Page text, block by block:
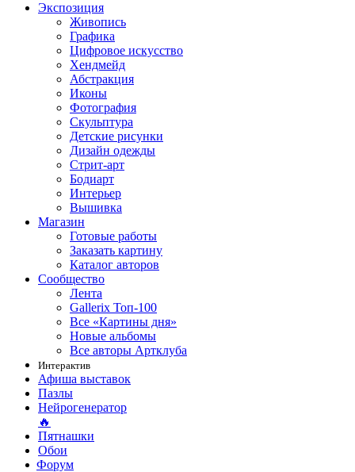
Экспозиция
Живопись
Графика
Цифровое искусство
Хендмейд
Абстракция
Иконы
Фотография
Скульптура
Детские рисунки
Дизайн одежды
Стрит-арт
Бодиарт
Интерьер
Вышивка
Магазин
Готовые работы
Заказать картину
Каталог авторов
Сообщество
Лента
Gallerix Топ-100
Все «Картины дня»
Новые альбомы
Все авторы Артклуба
Интерактив
Афиша выставок
Пазлы
Нейрогенератор
🔥
Пятнашки
Обои
Форум